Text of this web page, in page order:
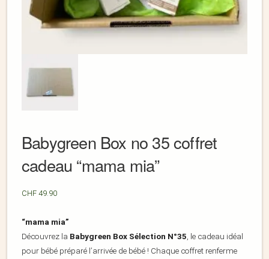
Babygreen Box no 35 coffret
cadeau “mama mia”
CHF 49.90
“mama mia”
Découvrez la Babygreen Box Sélection N°35, le cadeau idéal
pour bébé préparé l’arrivée de bébé ! Chaque coffret renferme